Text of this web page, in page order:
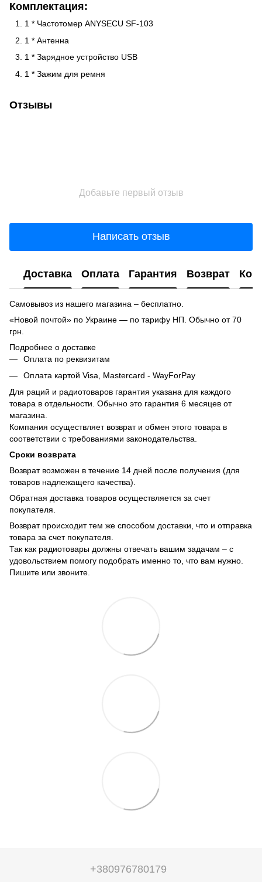
Комплектация:
1 * Частотомер ANYSECU SF-103
1 * Антенна
1 * Зарядное устройство USB
1 * Зажим для ремня
Отзывы
Добавьте первый отзыв
Написать отзыв
Доставка Оплата Гарантия Возврат
Самовывоз из нашего магазина – бесплатно.
«Новой почтой» по Украине — по тарифу НП. Обычно от 70
грн.
Подробнее о доставке
Оплата по реквизитам
Оплата картой Visa, Mastercard - WayForPay
Для раций и радиотоваров гарантия указана для каждого
товара в отдельности. Обычно это гарантия 6 месяцев от
магазина.
Компания осуществляет возврат и обмен этого товара в
соответствии с требованиями законодательства.
Сроки возврата
Возврат возможен в течение 14 дней после получения (для
товаров надлежащего качества).
Обратная доставка товаров осуществляется за счет
покупателя.
Возврат происходит тем же способом доставки, что и отправка
товара за счет покупателя.
Так как радиотовары должны отвечать вашим задачам – с
удовольствием помогу подобрать именно то, что вам нужно.
Пишите или звоните.
+380976780179